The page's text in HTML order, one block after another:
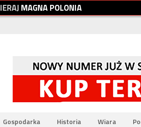
IERAJMAGNAPOLONIA
Gospodarka Historia Wiara